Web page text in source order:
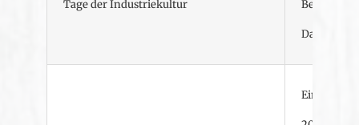
Tage der Industriekultur Beim
Das
Ein Fester